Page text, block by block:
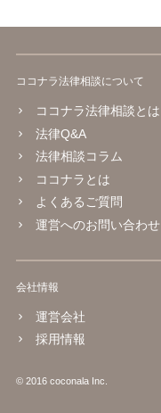
ココナラ法律相談について
ココナラ法律相談とは
法律Q&A
法律相談コラム
ココナラとは
よくあるご質問
運営へのお問い合わせ
会社情報
運営会社
採用情報
© 2016 coconala Inc.